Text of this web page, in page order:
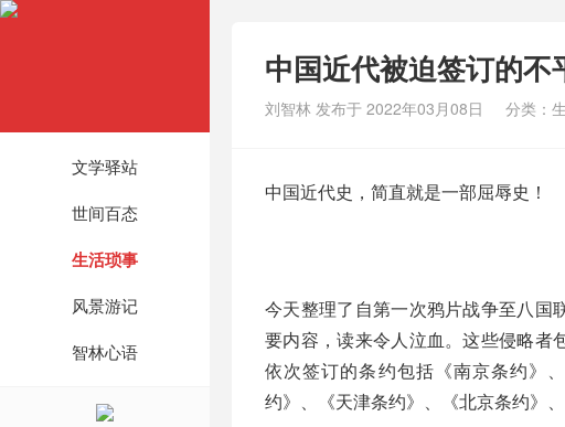
文学驿站
世间百态
生活琐事
风景游记
智林心语
中国近代被迫签订的
刘智林 发布于 2022年03月08日 分类：
中国近代史，简直就是一部屈辱史！
今天整理了自第一次鸦片战争至八国
要内容，读来令人泣血。这些侵略者
依次签订的条约包括《南京条约》
约》、《天津条约》、《北京条约》